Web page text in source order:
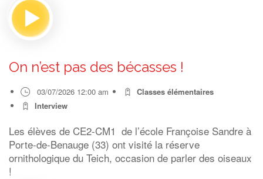
On n’est pas des bécasses !
03/07/2026 12:00 am
Classes élémentaires
Interview
Les élèves de CE2-CM1 de l’école Françoise Sandre à
Porte-de-Benauge (33) ont visité la réserve
ornithologique du Teich, occasion de parler des oiseaux
!